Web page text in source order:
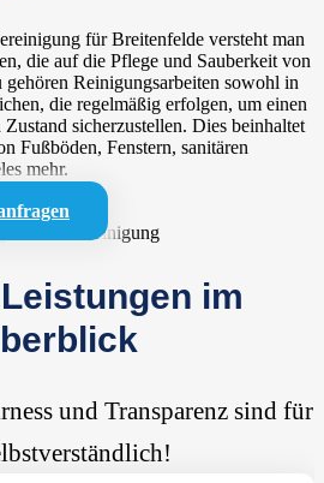
für Breitenfelde versteht man
die auf die Pflege und Sauberkeit von
Reinigungsarbeiten sowohl in
die regelmäßig erfolgen, um einen
sicherzustellen. Dies beinhaltet
Fußböden, Fenstern, sanitären
mehr.
im
und Transparenz sind für